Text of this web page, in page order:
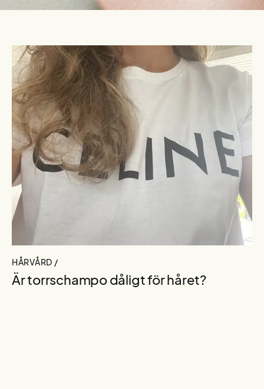
HÅRVÅRD /
Är torrschampo dåligt för håret?